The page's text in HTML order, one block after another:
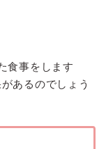
食事をします
あるのでしょう